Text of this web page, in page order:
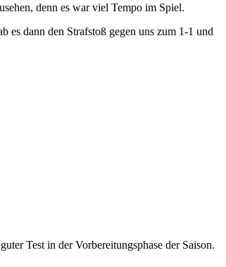
denn es war viel Tempo im Spiel.
es dann den Strafstoß gegen uns zum 1-1 und
Test in der Vorbereitungsphase der Saison.